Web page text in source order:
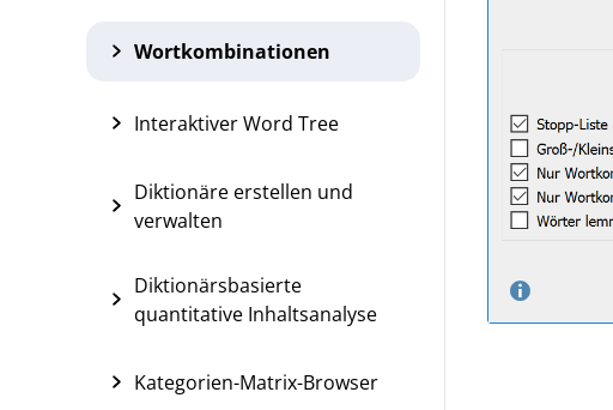
Wortkombinationen
Interaktiver Word Tree
Diktionäre erstellen und
verwalten
Diktionärsbasierte
quantitative Inhaltsanalyse
Kategorien-Matrix-Browser